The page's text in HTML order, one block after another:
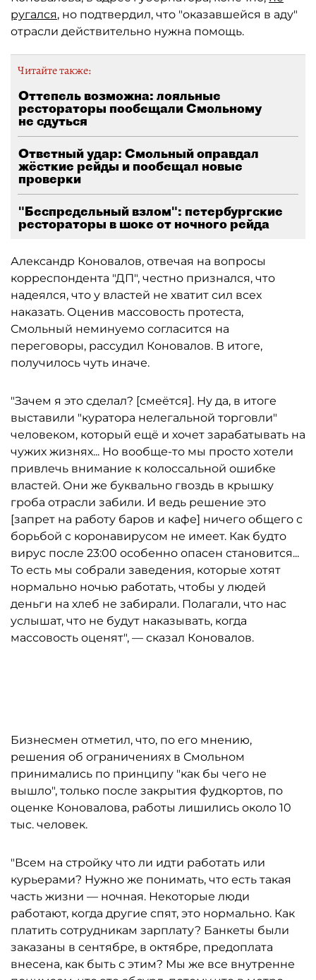
ругался, но подтвердил, что "оказавшейся в аду"
отрасли действительно нужна помощь.
Читайте также:
Оттепель возможна: лояльные
рестораторы пообещали Смольному
не сдуться
Ответный удар: Смольный оправдал
жёсткие рейды и пообещал новые
проверки
"Беспредельный взлом": петербургские
рестораторы в шоке от ночного рейда
Александр Коновалов, отвечая на вопросы
корреспондента "ДП", честно признался, что
надеялся, что у властей не хватит сил всех
наказать. Оценив массовость протеста,
Смольный неминуемо согласится на
переговоры, рассудил Коновалов. В итоге,
получилось чуть иначе.
"Зачем я это сделал? [смеётся]. Ну да, в итоге
выставили "куратора нелегальной торговли"
человеком, который ещё и хочет зарабатывать на
чужих жизнях... Но вообще-то мы просто хотели
привлечь внимание к колоссальной ошибке
властей. Они же буквально гвоздь в крышку
гроба отрасли забили. И ведь решение это
[запрет на работу баров и кафе] ничего общего с
борьбой с коронавирусом не имеет. Как будто
вирус после 23:00 особенно опасен становится...
То есть мы собрали заведения, которые хотят
нормально ночью работать, чтобы у людей
деньги на хлеб не забирали. Полагали, что нас
услышат, что не будут наказывать, когда
массовость оценят", — сказал Коновалов.
Бизнесмен отметил, что, по его мнению,
решения об ограничениях в Смольном
принимались по принципу "как бы чего не
вышло", только после закрытия фудкортов, по
оценке Коновалова, работы лишились около 10
тыс. человек.
"Всем на стройку что ли идти работать или
курьерами? Нужно же понимать, что есть такая
часть жизни — ночная. Некоторые люди
работают, когда другие спят, это нормально. Как
платить сотрудникам зарплату? Банкеты были
заказаны в сентябре, в октябре, предоплата
внесена, как быть с этим? Мы же все внутренне